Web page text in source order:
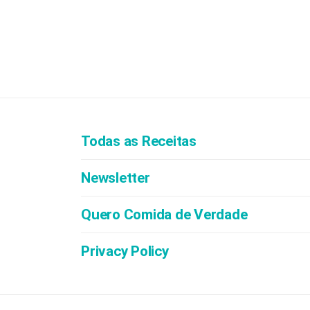
Todas as Receitas
Newsletter
Quero Comida de Verdade
Privacy Policy